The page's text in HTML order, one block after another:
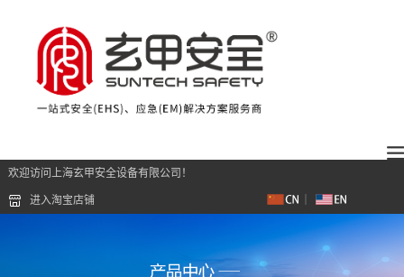
欢迎访问上海玄甲安全设备有限公司！
进入淘宝店铺